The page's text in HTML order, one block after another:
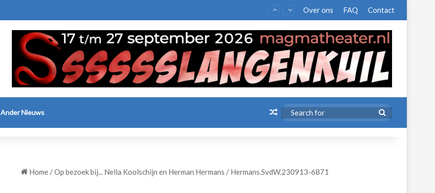
Over ons FAQ Contact
Ander Nieuws Random Article
for
Home /Op bezoek bij... Nella Koolschijn en Herman Hermans / Hermans.SvdW.230913-6871